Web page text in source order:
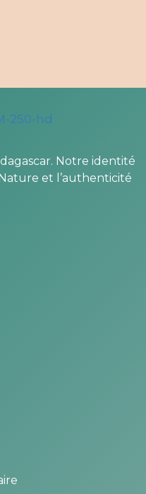
Notre identité
et l’authenticité